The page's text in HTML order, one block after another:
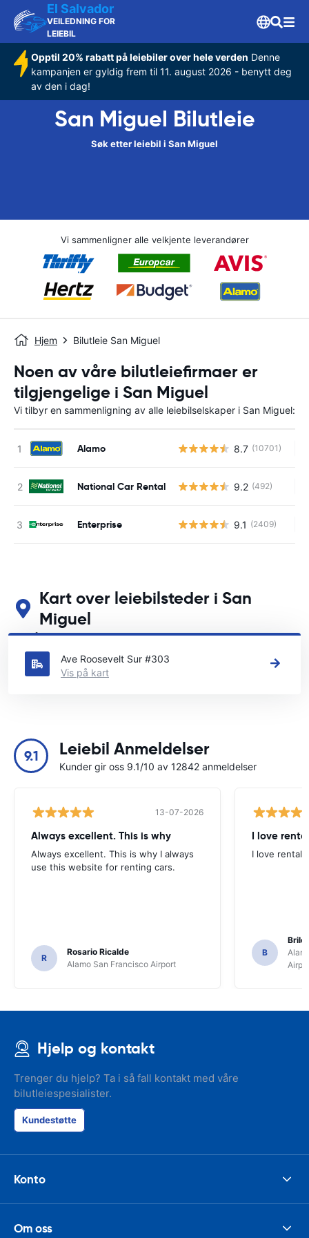
El Salvador
VEILEDNING FOR
LEIEBIL
Opptil 20% rabatt på leiebiler over hele verden Denne
kampanjen er gyldig frem til 11. august 2026 - benytt deg
av den i dag!
San Miguel Bilutleie
Søk etter leiebil i San Miguel
Vi sammenligner alle velkjente leverandører
Hjem Bilutleie San Miguel
Noen av våre bilutleiefirmaer er
tilgjengelige i San Miguel
Vi tilbyr en sammenligning av alle leiebilselskaper i San Miguel:
Alamo 8.7 (10701)
National Car Rental 9.2 (492)
Enterprise 9.1 (2409)
Kart over leiebilsteder i San
Miguel
Se våre viktigste bilutleiesteder i San Miguel
Ave Roosevelt Sur #303
Vis på kart
9.1 Leiebil Anmeldelser
Kunder gir oss 9.1/10 av 12842 anmeldelser
13-07-2026
Always excellent. This is why
Always excellent. This is why I always
use this website for renting cars.
R
Rosario Ricalde
Alamo San Francisco Airport
I love
I love rental
B
Hjelp og kontakt
Trenger du hjelp? Ta i så fall kontakt med våre
bilutleiespesialister.
Kundestøtte
Konto
Om oss